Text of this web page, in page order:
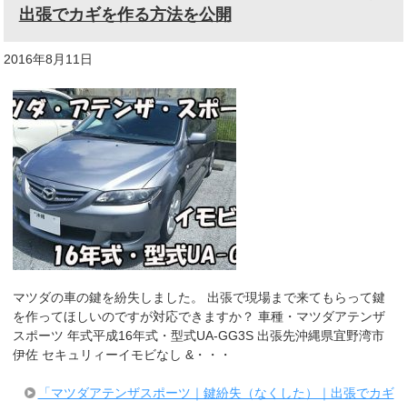
出張でカギを作る方法を公開
2016年8月11日
マツダの車の鍵を紛失しました。 出張で現場まで来てもらって鍵
を作ってほしいのですが対応できますか？ 車種・マツダアテンザ
スポーツ 年式平成16年式・型式UA-GG3S 出張先沖縄県宜野湾市
伊佐 セキュリィーイモビなし &・・・
「マツダアテンザスポーツ｜鍵紛失（なくした）｜出張でカギ